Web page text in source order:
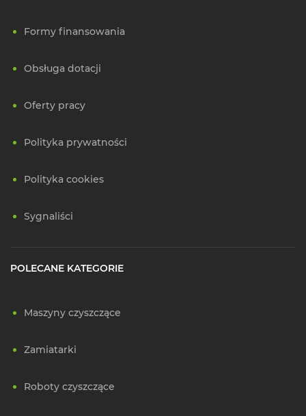
Formy finansowania
Obsługa dotacji
Oferty pracy
Polityka prywatności
Polityka cookies
Sygnaliści
POLECANE KATEGORIE
Maszyny czyszczące
Zamiatarki
Roboty czyszczące